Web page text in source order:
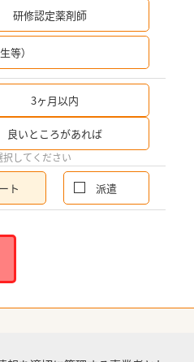
研修認定薬剤師
等）
3ヶ月以内
良いところがあれば
してください
ト 派遣